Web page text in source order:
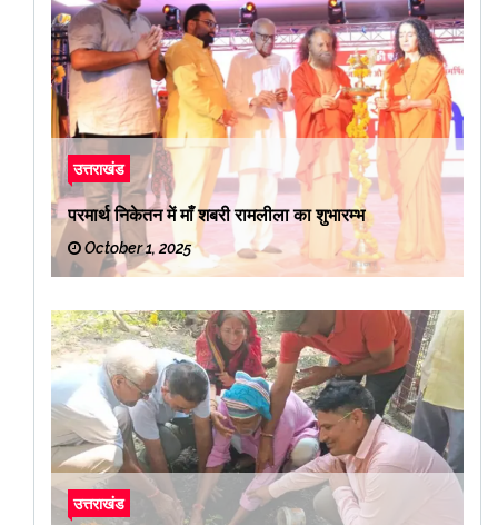
उत्तराखंड
परमार्थ निकेतन में माँ शबरी रामलीला का शुभारम्भ
October 1, 2025
उत्तराखंड